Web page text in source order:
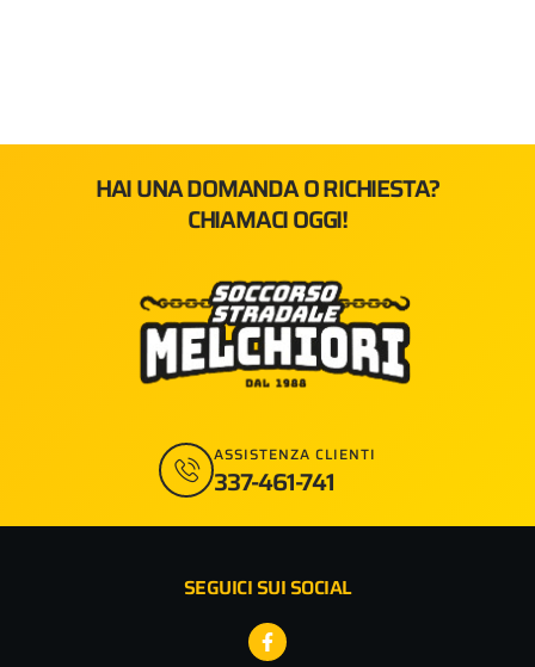
HAI UNA DOMANDA O RICHIESTA?
CHIAMACI OGGI!
ASSISTENZA CLIENTI
337-461-741
SEGUICI SUI SOCIAL
Facebook-
f